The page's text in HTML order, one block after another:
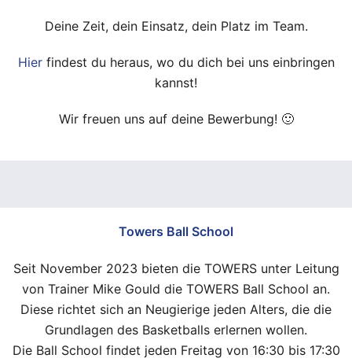
Deine Zeit, dein Einsatz, dein Platz im Team.
Hierfindest du heraus, wo du dich bei uns einbringen
kannst!
Wir freuen uns auf deine Bewerbung! 🙂
Towers Ball School
Seit November 2023 bieten die TOWERS unter Leitung
von Trainer Mike Gould die TOWERS Ball School an.
Diese richtet sich an Neugierige jeden Alters, die die
Grundlagen des Basketballs erlernen wollen.
Die Ball School findet jeden Freitag von 16:30 bis 17:30